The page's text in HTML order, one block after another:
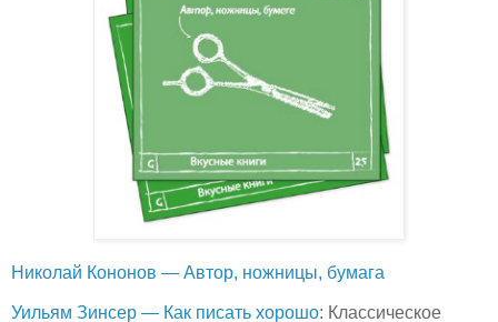
Николай Кононов — Автор, ножницы, бумага
Уильям Зинсер — Как писать хорошо: Классическое